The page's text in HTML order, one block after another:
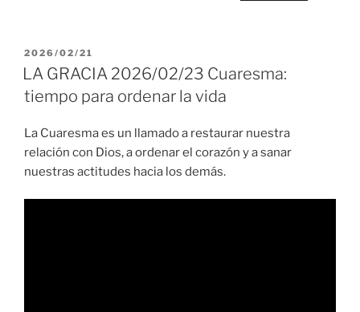
PUBLICADO
EL
2026/02/21
LA GRACIA 2026/02/23 Cuaresma:
tiempo para ordenar la vida
La Cuaresma es un llamado a restaurar nuestra
relación con Dios, a ordenar el corazón y a sanar
nuestras actitudes hacia los demás.